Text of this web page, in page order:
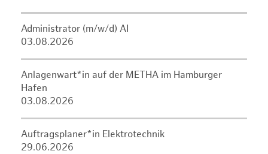
Administrator (m/w/d) AI
03.08.2026
Anlagenwart*in auf der METHA im Hamburger
Hafen
03.08.2026
Auftragsplaner*in Elektrotechnik
29.06.2026